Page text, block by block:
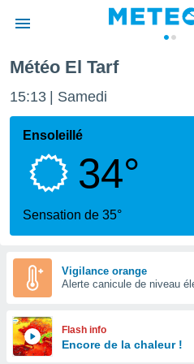
de
Météo El Tarf
15:13 Samedi
Ensoleillé
34°
Sensation de 35°
Vigilance orange
Alerte canicule de niveau
Flash info
Encore de la chaleur !